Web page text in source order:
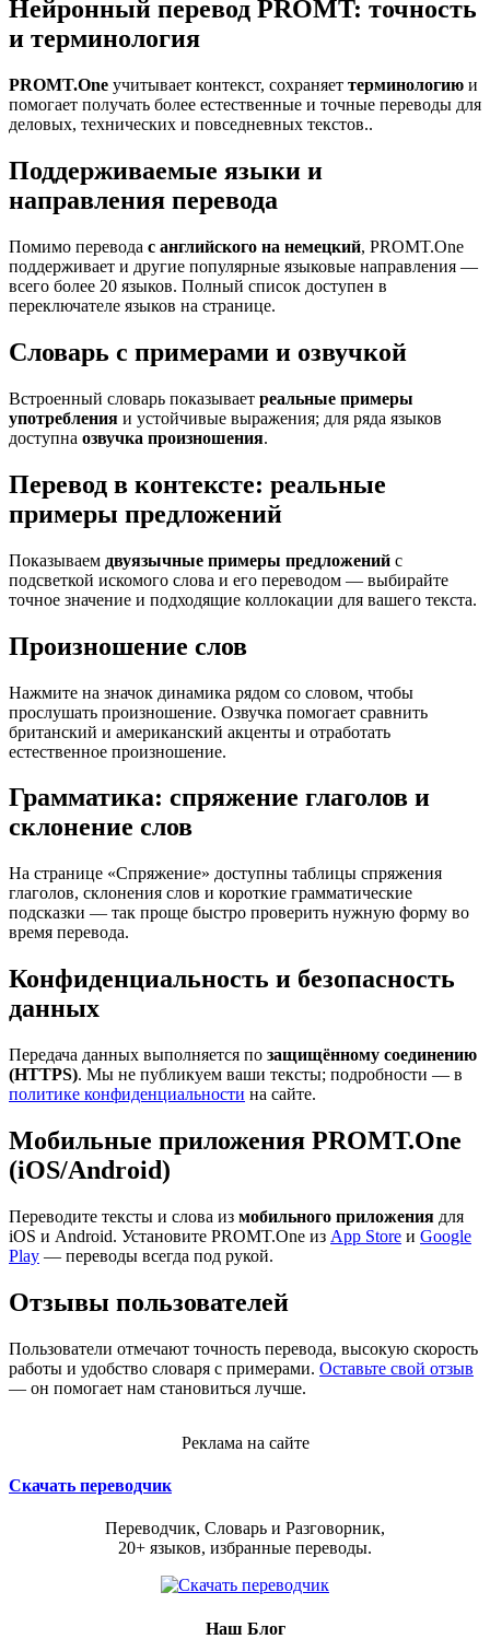
Нейронный перевод PROMT: точность
и терминология
PROMT.One учитывает контекст, сохраняет терминологию и
помогает получать более естественные и точные переводы для
деловых, технических и повседневных текстов..
Поддерживаемые языки и
направления перевода
Помимо перевода с английского на немецкий, PROMT.One
поддерживает и другие популярные языковые направления —
всего более 20 языков. Полный список доступен в
переключателе языков на странице.
Словарь с примерами и озвучкой
Встроенный словарь показывает реальные примеры
употребления и устойчивые выражения; для ряда языков
доступна озвучка произношения.
Перевод в контексте: реальные
примеры предложений
Показываем двуязычные примеры предложений с
подсветкой искомого слова и его переводом — выбирайте
точное значение и подходящие коллокации для вашего текста.
Произношение слов
Нажмите на значок динамика рядом со словом, чтобы
прослушать произношение. Озвучка помогает сравнить
британский и американский акценты и отработать
естественное произношение.
Грамматика: спряжение глаголов и
склонение слов
На странице «Спряжение» доступны таблицы спряжения
глаголов, склонения слов и короткие грамматические
подсказки — так проще быстро проверить нужную форму во
время перевода.
Конфиденциальность и безопасность
данных
Передача данных выполняется по защищённому соединению
(HTTPS). Мы не публикуем ваши тексты; подробности — в
политике конфиденциальности на сайте.
Мобильные приложения PROMT.One
(iOS/Android)
Переводите тексты и слова из мобильного приложения для
iOS и Android. Установите PROMT.One из App Store и Google
Play — переводы всегда под рукой.
Отзывы пользователей
Пользователи отмечают точность перевода, высокую скорость
работы и удобство словаря с примерами. Оставьте свой отзыв
— он помогает нам становиться лучше.
Реклама на сайте
Скачать переводчик
Переводчик, Словарь и Разговорник,
20+ языков, избранные переводы.
Наш Блог